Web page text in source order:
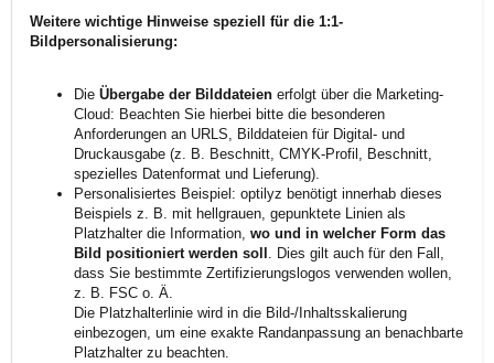
Weitere wichtige Hinweise speziell für die 1:1-
Bildpersonalisierung:
Die Übergabe der Bilddateien erfolgt über die Marketing-
Cloud: Beachten Sie hierbei bitte die besonderen
Anforderungen an URLS, Bilddateien für Digital- und
Druckausgabe (z. B. Beschnitt, CMYK-Profil, Beschnitt,
spezielles Datenformat und Lieferung).
Personalisiertes Beispiel: optilyz benötigt innerhab dieses
Beispiels z. B. mit hellgrauen, gepunktete Linien als
Platzhalter die Information, wo und in welcher Form das
Bild positioniert werden soll . Dies gilt auch für den Fall,
dass Sie bestimmte Zertifizierungslogos verwenden wollen,
z. B. FSC o. Ä.
Die Platzhalterlinie wird in die Bild-/Inhaltsskalierung
einbezogen, um eine exakte Randanpassung an benachbarte
Platzhalter zu beachten.